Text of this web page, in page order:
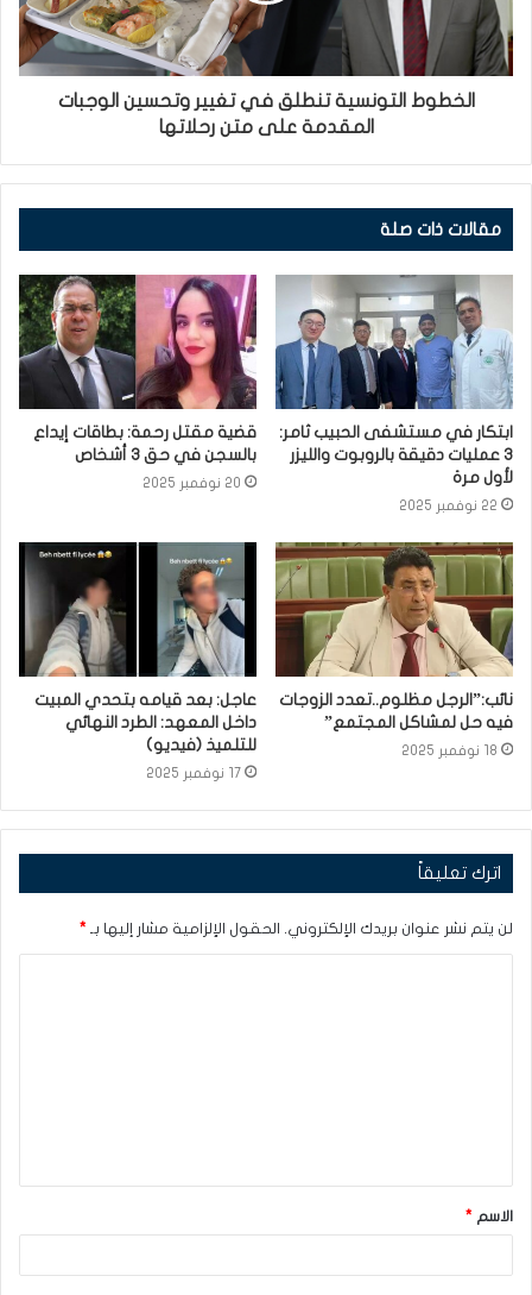
الخطوط التونسية تنطلق في تغيير وتحسين الوجبات
المقدمة على متن رحلاتها
مقالات ذات صلة
ابتكار في مستشفى الحبيب ثامر:
3 عمليات دقيقة بالروبوت والليزر
لأول مرة
22 نوفمبر 2025
قضية مقتل رحمة: بطاقات إيداع
بالسجن في حق 3 أشخاص
20 نوفمبر 2025
نائب:”الرجل مظلوم..تعدد الزوجات
فيه حل لمشاكل المجتمع”
18 نوفمبر 2025
عاجل: بعد قيامه بتحدي المبيت
داخل المعهد: الطرد النهائي
للتلميذ (فيديو)
17 نوفمبر 2025
اترك تعليقاً
لن يتم نشر عنوان بريدك الإلكتروني. الحقول الإلزامية مشار إليها بـ *
ق
*
الاسم *